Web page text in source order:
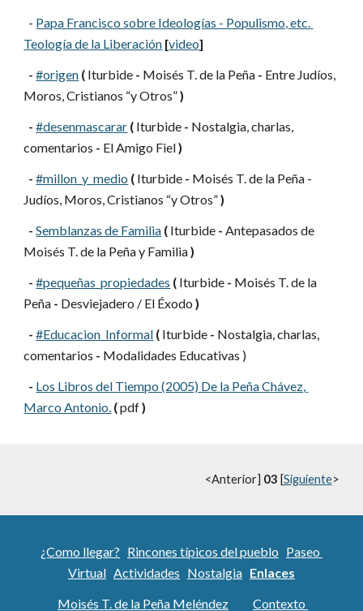
  -
Papa Francisco sobre Ideologías - Populismo, etc.
Teología de la Liberación [video]
- #origen ( Iturbide - Moisés T. de la Peña - Entre Judíos,
Moros, Cristianos “y Otros” )
- #desenmascarar ( Iturbide - Nostalgia, charlas,
comentarios - El Amigo Fiel )
- #millon_y_medio ( Iturbide - Moisés T. de la Peña -
Judíos, Moros, Cristianos “y Otros” )
- Semblanzas de Familia ( Iturbide - Antepasados de
Moisés T. de la Peña y Familia )
- #pequeñas_propiedades ( Iturbide - Moisés T. de la
Peña - Desviejadero / El Éxodo )
- #Educacion_Informal ( Iturbide - Nostalgia, charlas,
comentarios - Modalidades Educativas )
- Los Libros del Tiempo (2005) De la Peña Chávez,
Marco Antonio. ( pdf )
<Anterior] 03 [Siguiente>
¿Como llegar? Rincones típicos del pueblo Paseo
Virtual Actividades Nostalgia Enlaces
Moisés T. de la Peña Meléndez
Contexto